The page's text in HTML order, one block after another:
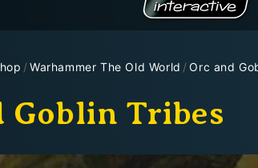
/Warhammer The Old World / Orc and
Goblin Tribes